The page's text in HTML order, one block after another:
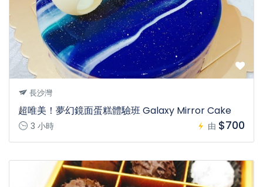
長沙灣
超唯美！夢幻鏡面蛋糕體驗班 Galaxy Mirror Cake
3 小時 由 $700